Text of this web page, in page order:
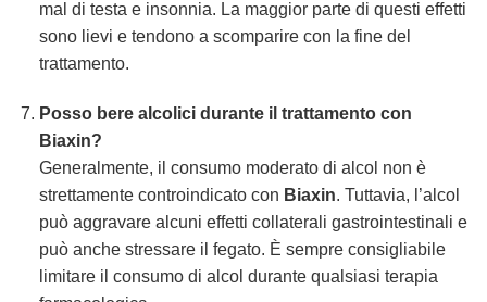
mal di testa e insonnia. La maggior parte di questi effetti
sono lievi e tendono a scomparire con la fine del
trattamento.
Posso bere alcolici durante il trattamento con
Biaxin?
Generalmente, il consumo moderato di alcol non è
strettamente controindicato con Biaxin. Tuttavia, l’alcol
può aggravare alcuni effetti collaterali gastrointestinali e
può anche stressare il fegato. È sempre consigliabile
limitare il consumo di alcol durante qualsiasi terapia